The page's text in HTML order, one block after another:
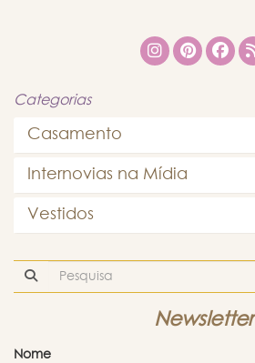
Categorias
Casamento
Internovias na Mídia
Vestidos
Newsletter
Nome